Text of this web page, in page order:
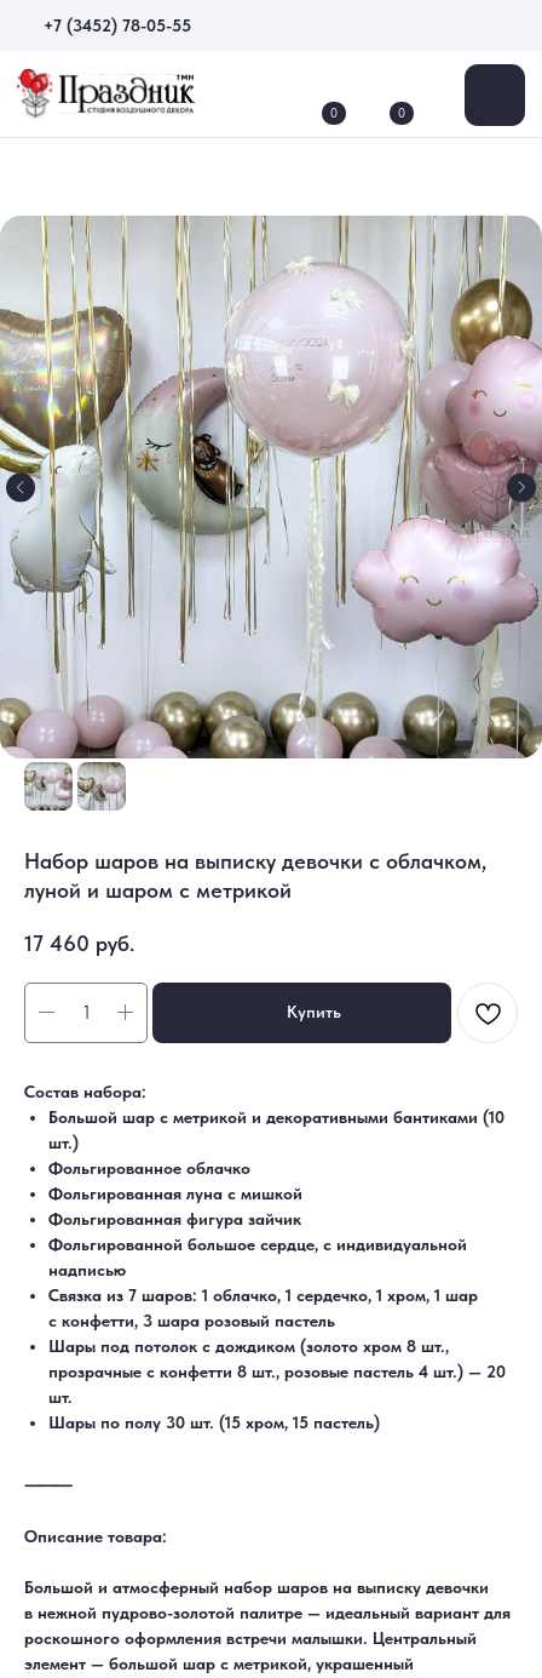
+7 (3452) 78-05-55
Набор шаров на выписку девочки с облачком,
луной и шаром с метрикой
17 460 руб.
Купить
Состав набора:
Большой шар с метрикой и декоративными бантиками (10
шт.)
Фольгированное облачко
Фольгированная луна с мишкой
Фольгированная фигура зайчик
Фольгированной большое сердце, с индивидуальной
надписью
Связка из 7 шаров: 1 облачко, 1 сердечко, 1 хром, 1 шар
с конфетти, 3 шара розовый пастель
Шары под потолок с дождиком (золото хром 8 шт.,
прозрачные с конфетти 8 шт., розовые пастель 4 шт.) — 20
шт.
Шары по полу 30 шт. (15 хром, 15 пастель)
⸻
Описание товара:
Большой и атмосферный набор шаров на выписку девочки
в нежной пудрово-золотой палитре — идеальный вариант для
роскошного оформления встречи малышки. Центральный
элемент — большой шар с метрикой, украшенный